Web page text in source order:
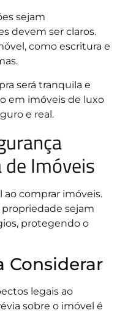
sejam
devem ser claros.
como escritura e
será tranquila e
em imóveis de luxo
e real.
de Imóveis
ao comprar imóveis.
propriedade sejam
protegendo o
Considerar
legais ao
sobre o imóvel é